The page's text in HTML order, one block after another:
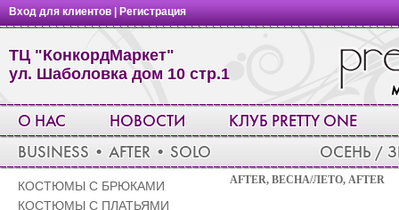
Вход для клиентов|Регистрация
ТЦ "КонкордМаркет"
ул. Шаболовка дом 10 стр.1
О НАС НОВОСТИ
КЛУБ PRETTY ONE
BUSINESS • AFTER • SOLO ОСЕНЬ /
КОСТЮМЫ С БРЮКАМИ
КОСТЮМЫ С ПЛАТЬЯМИ
AFTER, ВЕСНА/ЛЕТО, AFTER